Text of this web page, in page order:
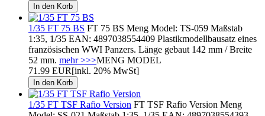
1/35 FT 75 BS FT 75 BS Meng Model: TS-059 Maßstab
1:35, 1/35 EAN: 4897038554409 Plastikmodellbausatz eines
französischen WWI Panzers. Länge gebaut 142 mm / Breite
52 mm. mehr >>>MENG MODEL
71.99 EUR[inkl. 20% MwSt]
1/35 FT TSF Rafio Version FT TSF Rafio Version Meng